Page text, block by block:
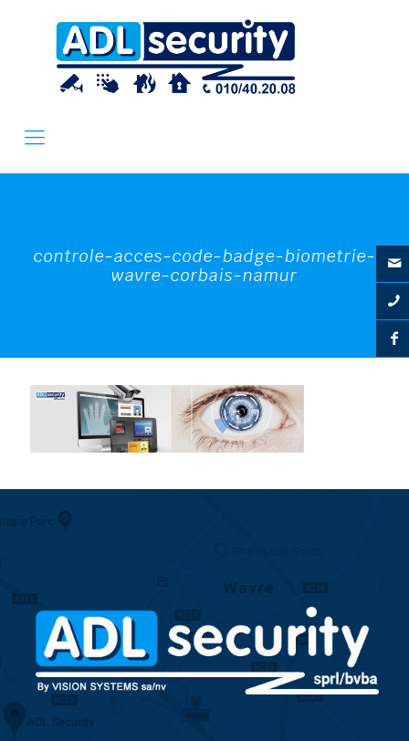
controle-acces-code-badge-biometrie-
wavre-corbais-namur